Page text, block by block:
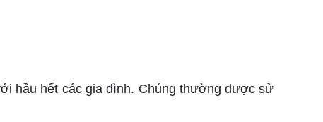
hầu hết các gia đình. Chúng thường được sử